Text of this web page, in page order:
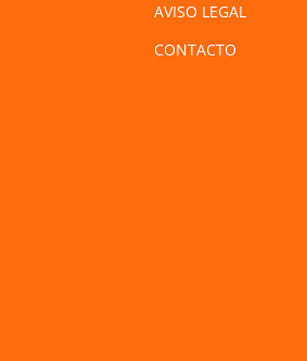
AVISO LEGAL
CONTACTO